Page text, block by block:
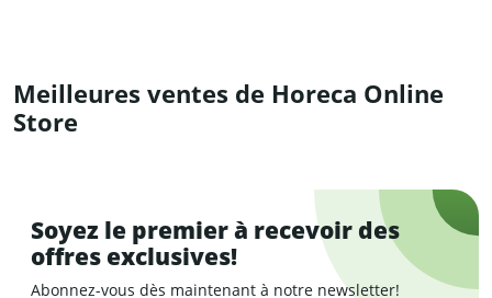
Meilleures ventes de Horeca Online
Store
Soyez le premier à recevoir des
offres exclusives!
Abonnez-vous dès maintenant à notre newsletter!